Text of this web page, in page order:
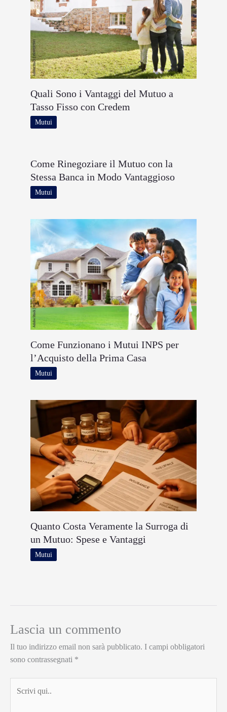
Quali Sono i Vantaggi del Mutuo a
Tasso Fisso con Credem
Mutui
Come Rinegoziare il Mutuo con la
Stessa Banca in Modo Vantaggioso
Mutui
Come Funzionano i Mutui INPS per
l’Acquisto della Prima Casa
Mutui
Quanto Costa Veramente la Surroga di
un Mutuo: Spese e Vantaggi
Mutui
Lascia un commento
Il tuo indirizzo email non sarà pubblicato. I campi obbligatori
sono contrassegnati *
qui..